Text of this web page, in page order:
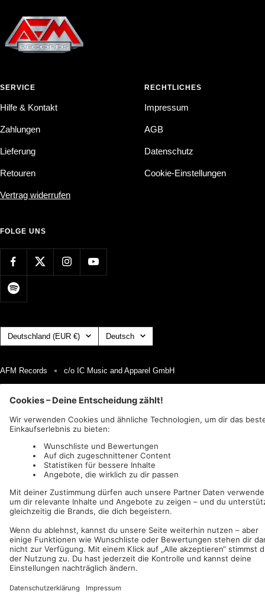
SERVICE
Hilfe & Kontakt
Zahlungen
Lieferung
Retouren
Vertrag widerrufen
RECHTLICHES
Impressum
AGB
Datenschutz
Cookie-Einstellungen
FOLGE UNS
Land/Region Deutschland (EUR €) Sprache
Deutsch
AFM Records c/o IC Music and Apparel GmbH
Wir akzeptieren